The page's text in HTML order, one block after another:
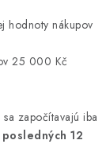
hodnoty nákupov
25 000 Kč
započítavajú iba
12